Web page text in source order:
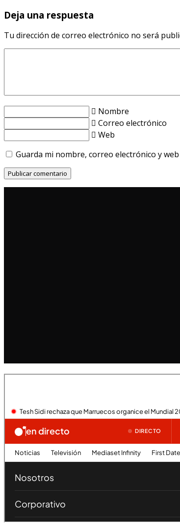
Deja una respuesta
Tu dirección de correo electrónico no será
Nombre
Correo electrónico
Web
Guarda mi nombre, correo electrónico y